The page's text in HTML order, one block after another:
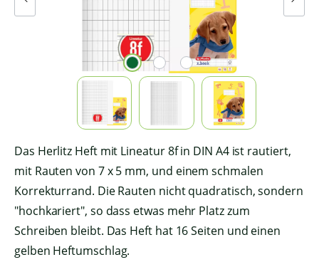
Das Herlitz Heft mit Lineatur 8f in DIN A4 ist rautiert,
mit Rauten von 7 x 5 mm, und einem schmalen
Korrekturrand. Die Rauten nicht quadratisch, sondern
"hochkariert", so dass etwas mehr Platz zum
Schreiben bleibt. Das Heft hat 16 Seiten und einen
gelben Heftumschlag.